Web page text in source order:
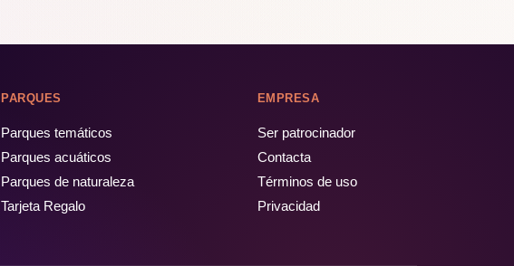
PARQUES
Parques temáticos
Parques acuáticos
Parques de naturaleza
Tarjeta Regalo
EMPRESA
Ser patrocinador
Contacta
Términos de uso
Privacidad